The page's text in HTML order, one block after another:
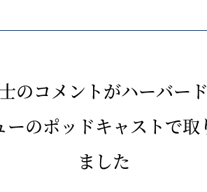
のコメントがハーバー
ーのポッドキャストで取
ました